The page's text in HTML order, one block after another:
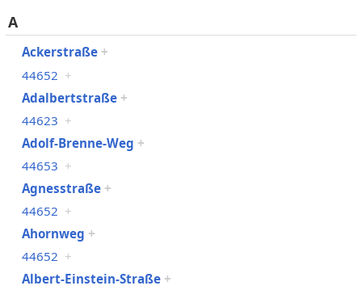
A
Ackerstraße +
44652 +
Adalbertstraße +
44623 +
Adolf-Brenne-Weg +
44653 +
Agnesstraße +
44652 +
Ahornweg +
44652 +
Albert-Einstein-Straße +